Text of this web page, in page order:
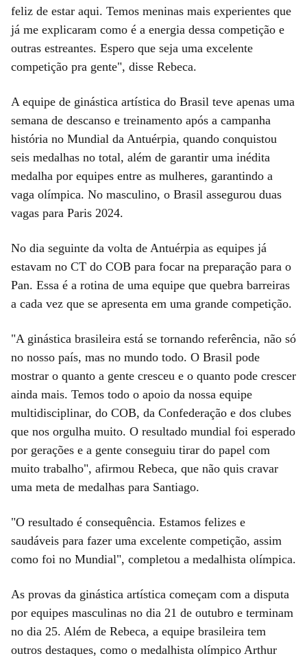
feliz de estar aqui. Temos meninas mais experientes que
já me explicaram como é a energia dessa competição e
outras estreantes. Espero que seja uma excelente
competição pra gente", disse Rebeca.
A equipe de ginástica artística do Brasil teve apenas uma
semana de descanso e treinamento após a campanha
história no Mundial da Antuérpia, quando conquistou
seis medalhas no total, além de garantir uma inédita
medalha por equipes entre as mulheres, garantindo a
vaga olímpica. No masculino, o Brasil assegurou duas
vagas para Paris 2024.
No dia seguinte da volta de Antuérpia as equipes já
estavam no CT do COB para focar na preparação para o
Pan. Essa é a rotina de uma equipe que quebra barreiras
a cada vez que se apresenta em uma grande competição.
"A ginástica brasileira está se tornando referência, não só
no nosso país, mas no mundo todo. O Brasil pode
mostrar o quanto a gente cresceu e o quanto pode crescer
ainda mais. Temos todo o apoio da nossa equipe
multidisciplinar, do COB, da Confederação e dos clubes
que nos orgulha muito. O resultado mundial foi esperado
por gerações e a gente conseguiu tirar do papel com
muito trabalho", afirmou Rebeca, que não quis cravar
uma meta de medalhas para Santiago.
"O resultado é consequência. Estamos felizes e
saudáveis para fazer uma excelente competição, assim
como foi no Mundial", completou a medalhista olímpica.
As provas da ginástica artística começam com a disputa
por equipes masculinas no dia 21 de outubro e terminam
no dia 25. Além de Rebeca, a equipe brasileira tem
outros destaques, como o medalhista olímpico Arthur